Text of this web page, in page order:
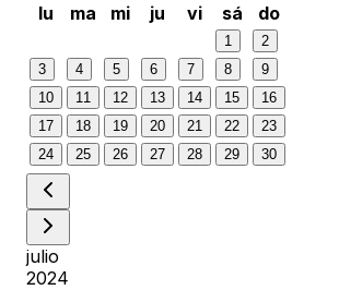
lu
ma mi ju vi sá do
1
2
3
4 5 6 7 8
9
10
11 12 13 14 15
16
17
18 19 20 21 22
23
24
25 26 27 28 29 30
julio
2024